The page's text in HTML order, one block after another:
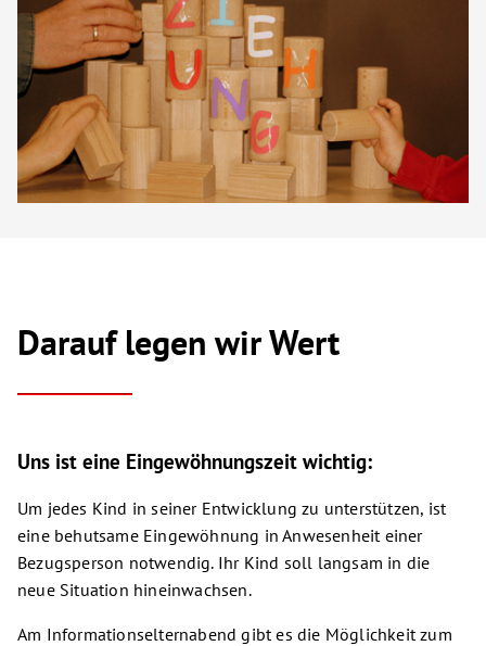
Darauf legen wir Wert
Uns ist eine Eingewöhnungszeit wichtig:
Um jedes Kind in seiner Entwicklung zu unterstützen, ist
eine behutsame Eingewöhnung in Anwesenheit einer
Bezugsperson notwendig. Ihr Kind soll langsam in die
neue Situation hineinwachsen.
Am Informationselternabend gibt es die Möglichkeit zum